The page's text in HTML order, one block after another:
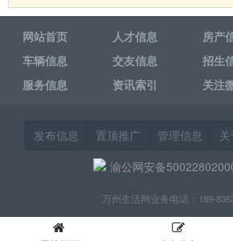
网站首页 人才信息 房产
车辆信息
交友信息 招生
服务信息
资讯索引 关注
发布信息 置顶推广 管理信息
渝公网安备
万州生活网业务电话：189-